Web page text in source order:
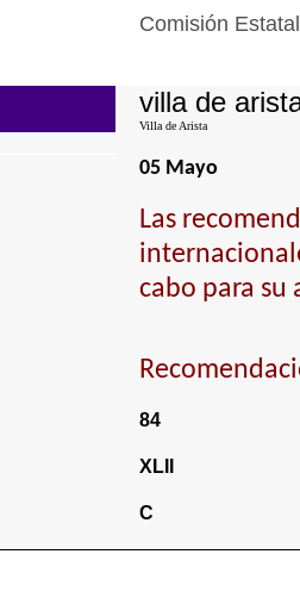
Comisión
villa de
Villa de Arista
05 Mayo
Las
cabo para
84
XLII
C